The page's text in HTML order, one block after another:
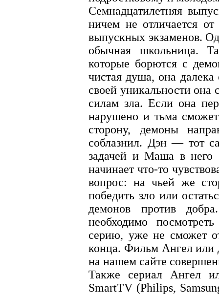
Семнадцатилетняя
ничем не отличается
выпускных экзаменов.
обычная школьница.
которые борются с
чистая душа, она
своей уникальности она
силам зла. Если она
нарушено и тьма
сторону, демоны
соблазнил. Дэн — тот
задачей и Маша в него
начинает что-то
вопрос: на чьей же
победить зло или
демонов против
необходимо
серию, уже не сможет
конца. Фильм Ангел или
на нашем сайте
Также сериал Ангел
SmartTV (Philips,